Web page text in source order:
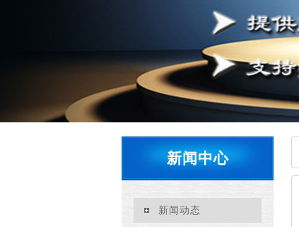
新闻中心
新闻动态